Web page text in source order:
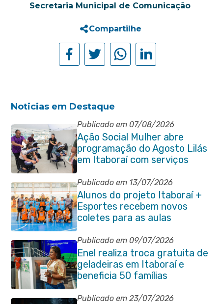
Secretaria Municipal de Comunicação
Compartilhe
Noticias em Destaque
Publicado em 07/08/2026
Ação Social Mulher abre
programação do Agosto Lilás
em Itaboraí com serviços
gratuitos e orientações
Publicado em 13/07/2026
Alunos do projeto Itaboraí +
Esportes recebem novos
coletes para as aulas
Publicado em 09/07/2026
Enel realiza troca gratuita de
geladeiras em Itaboraí e
beneficia 50 famílias
Publicado em 23/07/2026